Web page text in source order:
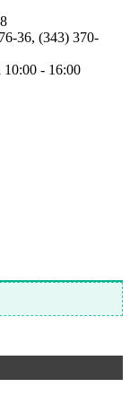
36, (343) 370-
10:00 - 16:00